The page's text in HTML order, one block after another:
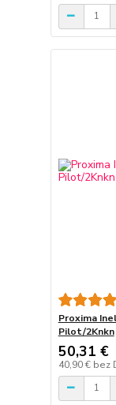
Proxima
Pilot/2Knkn
50,31 €
40,90 € bez